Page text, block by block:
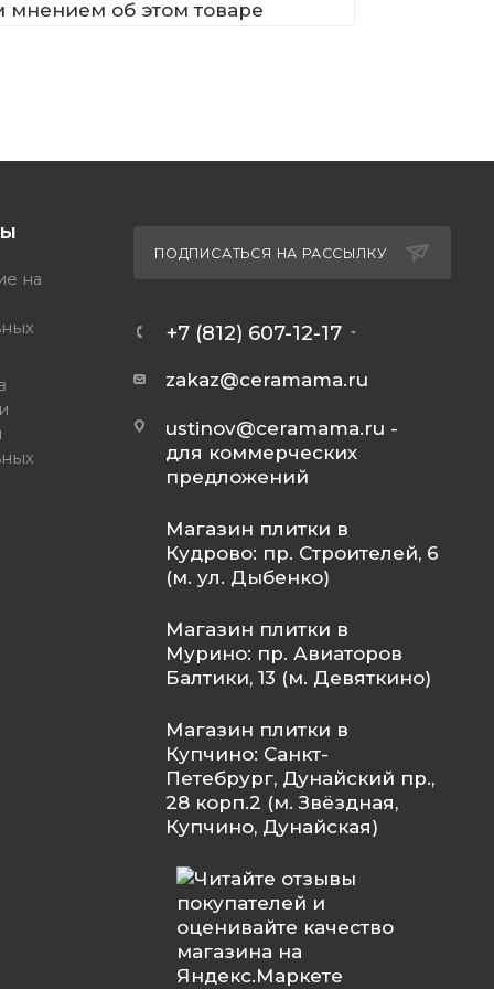
мнением об этом товаре
на
ПОДПИСАТЬСЯ НА РАССЫЛКУ
+7 (812) 607-12-17
zakaz@ceramama.ru
ustinov@ceramama.ru -
для коммерческих
предложений
Магазин плитки в
Кудрово: пр. Строителей, 6
(м. ул. Дыбенко)
Магазин плитки в
Мурино: пр. Авиаторов
Балтики, 13 (м. Девяткино)
Магазин плитки в
Купчино: Санкт-
Петебрург, Дунайский пр.,
28 корп.2 (м. Звёздная,
Купчино, Дунайская)